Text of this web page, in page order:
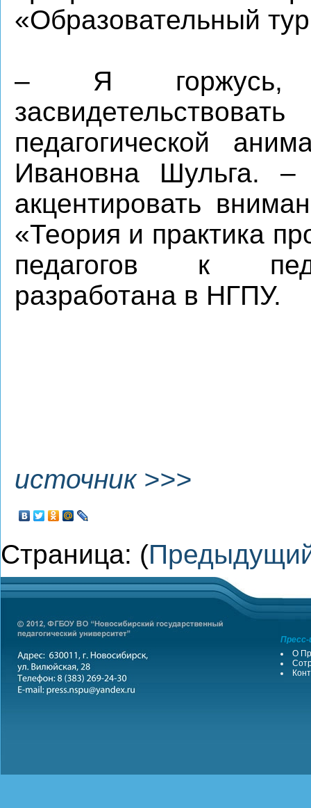
«Образовательный
– Я горжусь,
педагогической
Ивановна Шульга.
акцентировать
«Теория и практика
педагогов к
разработана в НГПУ.
источник >>>
Страница: (
О